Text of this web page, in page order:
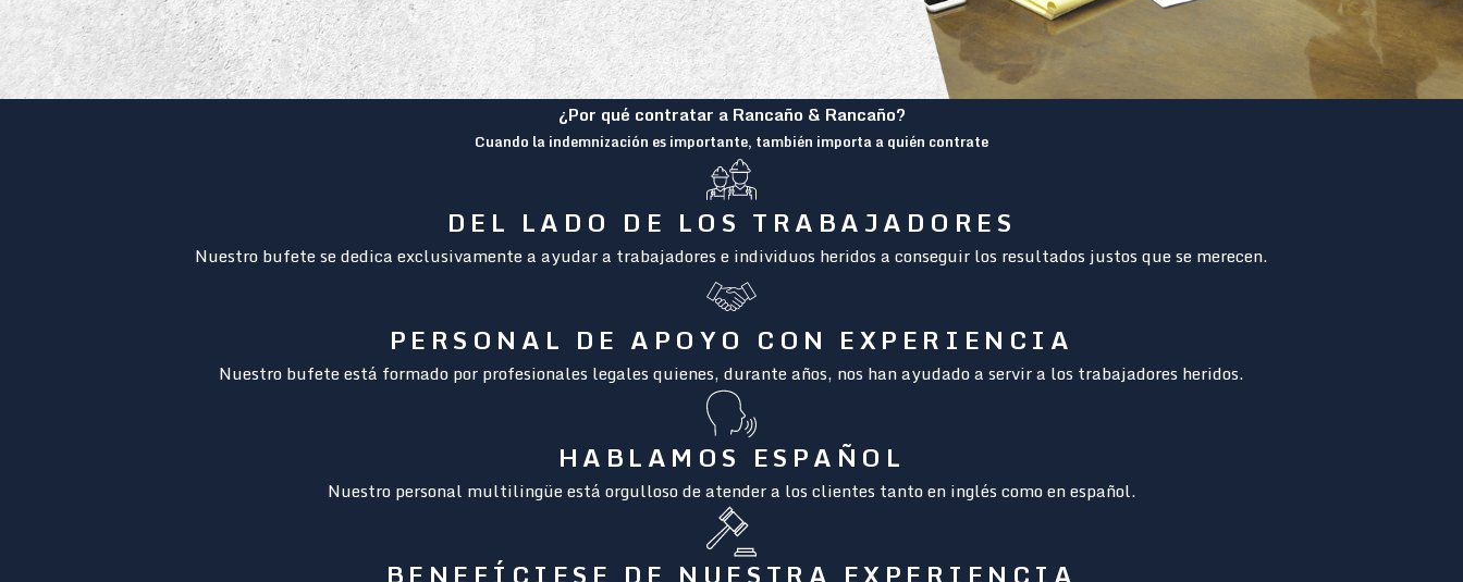
¿Por qué contratar a Rancaño & Rancaño?
Cuando la indemnización es importante, también importa a quién contrate
DEL LADO DE LOS TRABAJADORES
Nuestro bufete se dedica exclusivamente a ayudar a trabajadores e individuos heridos a conseguir los resultados justos que se merecen.
PERSONAL DE APOYO CON EXPERIENCIA
Nuestro bufete está formado por profesionales legales quienes, durante años, nos han ayudado a servir a los trabajadores heridos.
HABLAMOS ESPAÑOL
Nuestro personal multilingüe está orgulloso de atender a los clientes tanto en inglés como en español.